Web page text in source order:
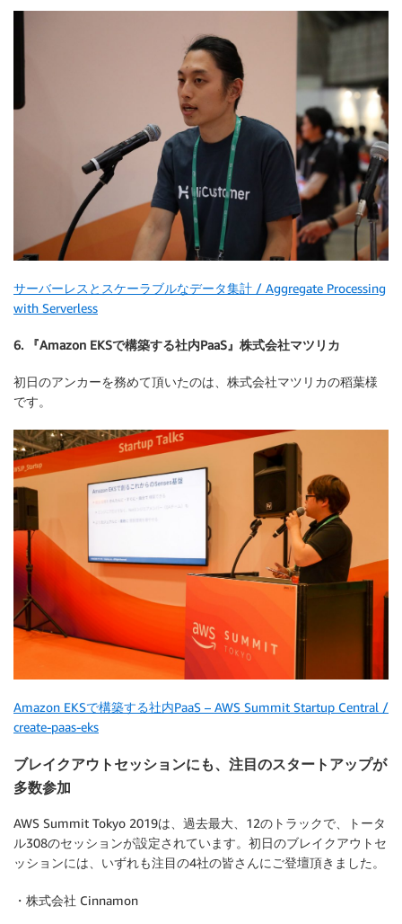
サーバーレスとスケーラブルなデータ集計 / Aggregate Processing
with Serverless
6. 『Amazon EKSで構築する社内PaaS』株式会社マツリカ
初日のアンカーを務めて頂いたのは、株式会社マツリカの稻葉様
です。
Amazon EKSで構築する社内PaaS – AWS Summit Startup Central /
create-paas-eks
ブレイクアウトセッションにも、注目のスタートアップが
多数参加
AWS Summit Tokyo 2019は、過去最大、12のトラックで、トータ
ル308のセッションが設定されています。初日のブレイクアウトセ
ッションには、いずれも注目の4社の皆さんにご登壇頂きました。
・株式会社 Cinnamon